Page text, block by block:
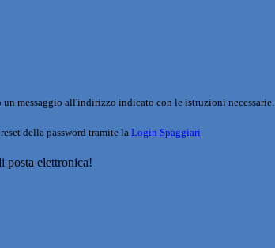
un messaggio all'indirizzo indicato con le istruzioni necessarie.
della password tramite la Login Spaggiari
posta elettronica!